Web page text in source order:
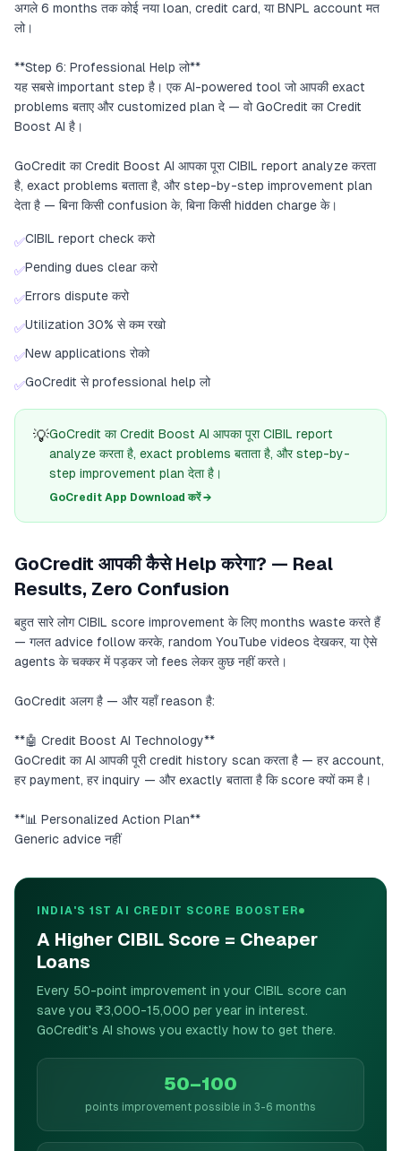
अगले 6 months तक कोई नया loan, credit card, या BNPL account मत
लो।
**Step 6: Professional Help लो**
यह सबसे important step है। एक AI-powered tool जो आपकी exact
problems बताए और customized plan दे — वो GoCredit का Credit
Boost AI है।
GoCredit का Credit Boost AI आपका पूरा CIBIL report analyze करता
है, exact problems बताता है, और step-by-step improvement plan
देता है — बिना किसी confusion के, बिना किसी hidden charge के।
✅CIBIL report check करो
✅Pending dues clear करो
✅Errors dispute करो
✅Utilization 30% से कम रखो
✅New applications रोको
✅GoCredit से professional help लो
💡GoCredit का Credit Boost AI आपका पूरा CIBIL report
analyze करता है, exact problems बताता है, और step-by-
step improvement plan देता है।
GoCredit App Download करें →
GoCredit आपकी कैसे Help करेगा? — Real
Results, Zero Confusion
बहुत सारे लोग CIBIL score improvement के लिए months waste करते हैं
— गलत advice follow करके, random YouTube videos देखकर, या ऐसे
agents के चक्कर में पड़कर जो fees लेकर कुछ नहीं करते।
GoCredit अलग है — और यहाँ reason है:
**🤖 Credit Boost AI Technology**
GoCredit का AI आपकी पूरी credit history scan करता है — हर account,
हर payment, हर inquiry — और exactly बताता है कि score क्यों कम है।
**📊 Personalized Action Plan**
Generic advice नहीं
INDIA'S 1ST AI CREDIT SCORE BOOSTER
A Higher CIBIL Score = Cheaper
Loans
Every 50-point improvement in your CIBIL score can
save you ₹3,000-15,000 per year in interest.
GoCredit's AI shows you exactly how to get there.
50–100
points improvement possible in 3-6 months